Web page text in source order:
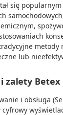
się
metody
lub
zalety
i obsługa